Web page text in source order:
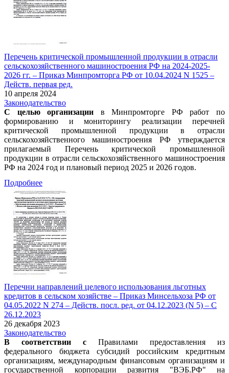
Перечень критической промышленной продукции в отрасли
сельскохозяйственного машиностроения РФ на 2024-2025-
2026 гг. – Приказ Минпромторга РФ от 10.04.2024 N 1525 –
Действ. первая ред.
10 апреля 2024
Законодательство
С целью организации в Минпромторге РФ работ по
формированию и мониторингу реализации перечней
критической промышленной продукции в отрасли
сельскохозяйственного машиностроения РФ утверждается
прилагаемый Перечень критической промышленной
продукции в отрасли сельскохозяйственного машиностроения
РФ на 2024 год и плановый период 2025 и 2026 годов.
Подробнее
Перечни направлений целевого использования льготных
кредитов в сельском хозяйстве – Приказ Минсельхоза РФ от
04.05.2022 N 274 – Действ. посл. ред. от 04.12.2023 (N 5) – С
26.12.2023
26 декабря 2023
Законодательство
В соответствии с Правилами предоставления из
федерального бюджета субсидий российским кредитным
организациям, международным финансовым организациям и
государственной корпорации развития "ВЭБ.РФ" на